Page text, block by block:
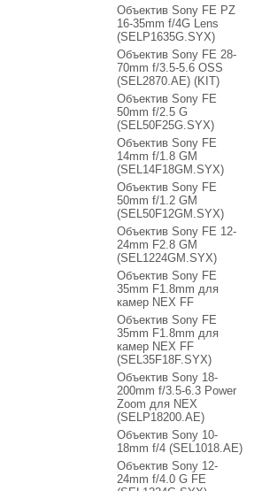
Объектив Sony FE PZ
16-35mm f/4G Lens
(SELP1635G.SYX)
Объектив Sony FE 28-
70mm f/3.5-5.6 OSS
(SEL2870.AE) (KIT)
Объектив Sony FE
50mm f/2.5 G
(SEL50F25G.SYX)
Объектив Sony FE
14mm f/1.8 GM
(SEL14F18GM.SYX)
Объектив Sony FE
50mm f/1.2 GM
(SEL50F12GM.SYX)
Объектив Sony FE 12-
24mm F2.8 GM
(SEL1224GM.SYX)
Объектив Sony FE
35mm F1.8mm для
камер NEX FF
Объектив Sony FE
35mm F1.8mm для
камер NEX FF
(SEL35F18F.SYX)
Объектив Sony 18-
200mm f/3.5-6.3 Power
Zoom для NEX
(SELP18200.AE)
Объектив Sony 10-
18mm f/4 (SEL1018.AE)
Объектив Sony 12-
24mm f/4.0 G FE